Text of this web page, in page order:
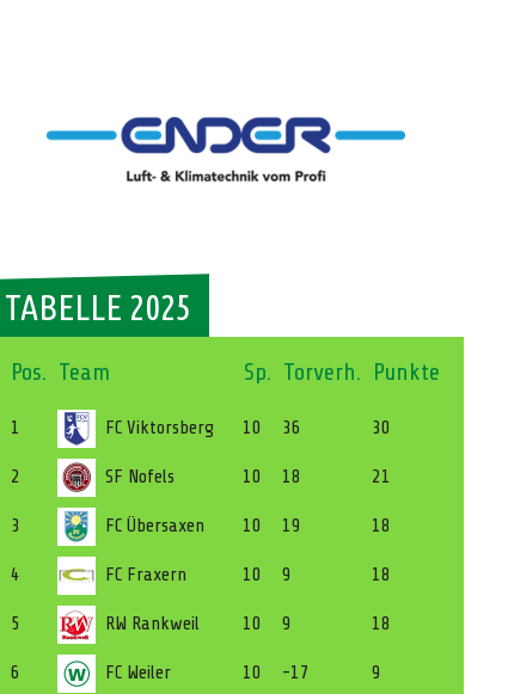
TABELLE 2025
Pos. Team Sp. Torverh. Punkte
1 FC Viktorsberg 10 36 30
2 SF Nofels 10 18 21
3 FC Übersaxen 10 19 18
4 FC Fraxern 10 9 18
5 RW Rankweil 10 9 18
6 FC Weiler 10 -17 9